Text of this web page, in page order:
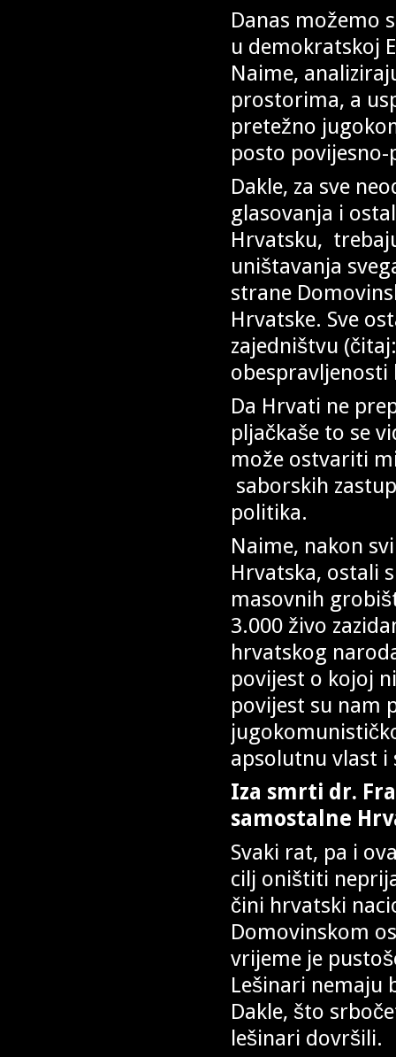
Danas možemo
u demokratskoj
Naime,
prostorima, a
pretežno
posto
Dakle, za sve
glasovanja i
Hrvatsku,
uništavanja
strane
Hrvatske. Sve
zajedništvu
Da Hrvati ne
pljačkaše to se
može ostvariti
saborskih
politika.
Naime, nakon
Hrvatska, ostali
masovnih
3.000 živo
hrvatskog
povijest o kojoj
povijest su nam
apsolutnu vlast i
Iza smrti dr.
samostalne
Svaki rat, pa i
cilj oništiti
čini hrvatski
Domovinskom
vrijeme je
Lešinari nemaju
Dakle, što
lešinari dovršili.